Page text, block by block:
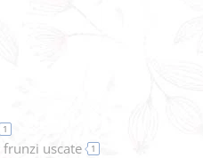
1
uscate 1